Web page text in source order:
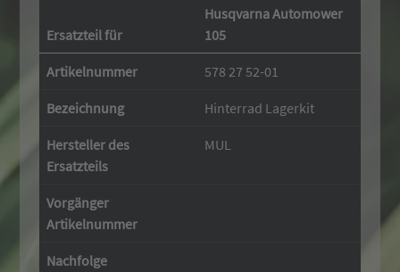
Ersatzteil für
Husqvarna Automower
105
Artikelnummer 578 27 52-01
Bezeichnung Hinterrad Lagerkit
Hersteller des
Ersatzteils
MUL
Vorgänger
Artikelnummer
Nachfolge